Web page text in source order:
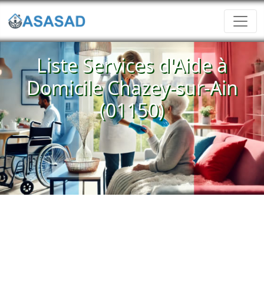
Liste Services d'Aide à
Domicile Chazey-sur-Ain
(01150)